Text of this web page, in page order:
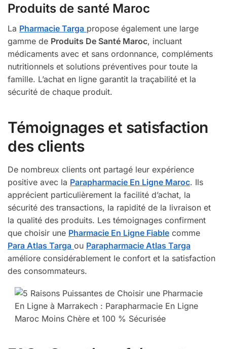
Produits de santé Maroc
La Pharmacie Targa propose également une large
gamme de Produits De Santé Maroc, incluant
médicaments avec et sans ordonnance, compléments
nutritionnels et solutions préventives pour toute la
famille. L’achat en ligne garantit la traçabilité et la
sécurité de chaque produit.
Témoignages et satisfaction
des clients
De nombreux clients ont partagé leur expérience
positive avec la Parapharmacie En Ligne Maroc. Ils
apprécient particulièrement la facilité d’achat, la
sécurité des transactions, la rapidité de la livraison et
la qualité des produits. Les témoignages confirment
que choisir une Pharmacie En Ligne Fiable comme
Para Atlas Targa ou Parapharmacie Atlas Targa
améliore considérablement le confort et la satisfaction
des consommateurs.